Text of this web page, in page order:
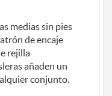
medias sin pies
de encaje
rejilla
añaden un
conjunto.